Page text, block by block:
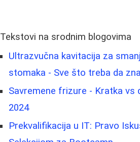
Tekstovi na srodnim blogovima
Ultrazvučna kavitacija za
stomaka - Sve što treba da
Savremene frizure - Kratka vs
2024
Prekvalifikacija u IT: Pravo